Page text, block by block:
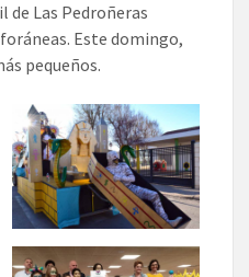
de Las Pedroñeras
Este domingo,
pequeños.